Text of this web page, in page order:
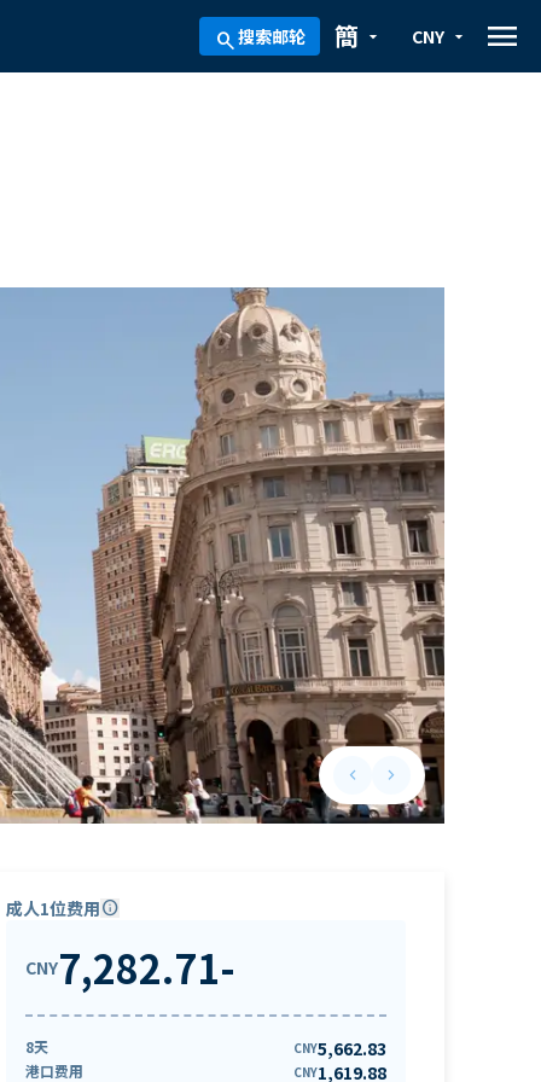
search搜索邮轮 arrow_drop_down
簡 arrow_drop_down
CNY menu
keyboard_arrow_leftPrevious slide
keyboard_arrow_rightNext slide
成人1位费用info
CNY7,282.71-
8天 CNY5,662.83
港口费用 CNY1,619.88